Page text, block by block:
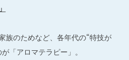
族のためなど、各年代の“特技が
「アロマテラピー」。